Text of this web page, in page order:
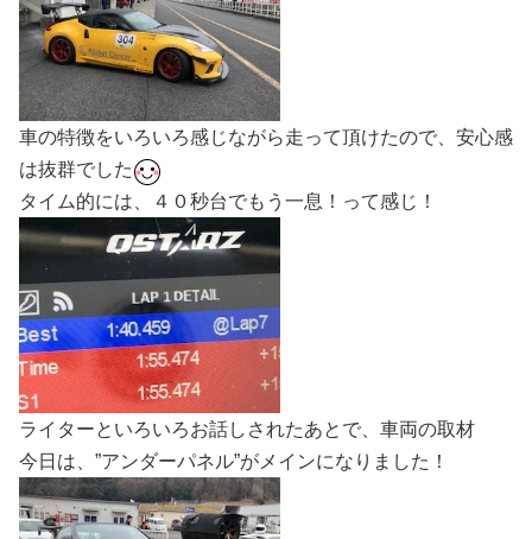
車の特徴をいろいろ感じながら走って頂けたので、安心感
は抜群でした
タイム的には、４０秒台でもう一息！って感じ！
ライターといろいろお話しされたあとで、車両の取材
今日は、”アンダーパネル”がメインになりました！